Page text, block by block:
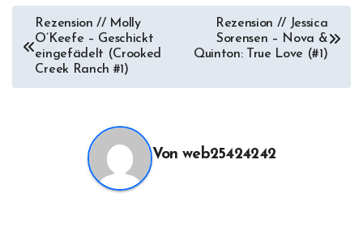
Beitragsnavigation
Rezension // Molly
O’Keefe – Geschickt
eingefädelt (Crooked
Creek Ranch #1)
Rezension // Jessica
Sorensen – Nova &
Quinton: True Love (#1)
Von web25424242